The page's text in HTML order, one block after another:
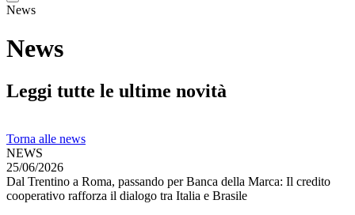
News
News
Leggi tutte le ultime novità
Torna alle news
NEWS
25/06/2026
Dal Trentino a Roma, passando per Banca della Marca: Il credito
cooperativo rafforza il dialogo tra Italia e Brasile